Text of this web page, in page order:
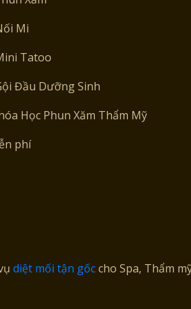
Mi
Tatoo
Đầu Dưỡng Sinh
Học Phun Xăm Thẩm Mỹ
phí
diệt mối tận gốccho Spa, Thẩm